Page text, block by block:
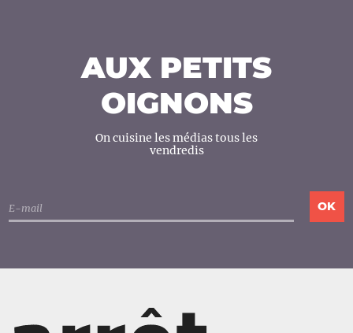
AUX PETITS
OIGNONS
On cuisine les médias tous les
vendredis